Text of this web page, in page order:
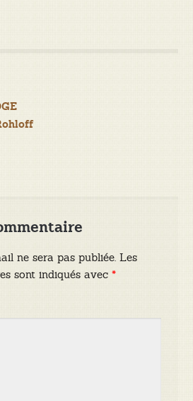
ne sera pas publiée. Les
sont indiqués avec*